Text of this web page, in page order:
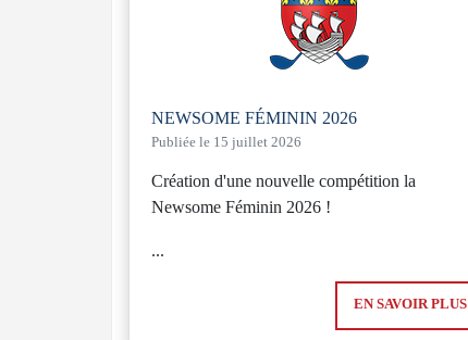
NEWSOME FÉMININ 2026
Publiée le 15 juillet 2026
Création d'une nouvelle compétition la
Newsome Féminin 2026 !
...
EN SAVOIR PLUS